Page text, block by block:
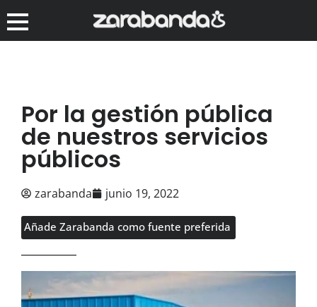
Por la gestión pública
de nuestros servicios
públicos
zarabanda junio 19, 2022
Añade Zarabanda como fuente preferida